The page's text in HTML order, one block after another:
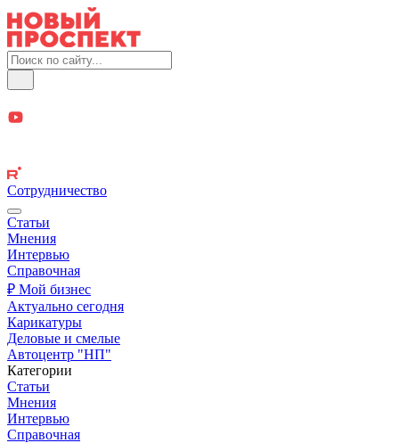
Сотрудничество
Статьи
Мнения
Интервью
Справочная
₽ Мой бизнес
Актуально сегодня
Карикатуры
Деловые и смелые
Автоцентр "НП"
Категории
Статьи
Мнения
Интервью
Справочная